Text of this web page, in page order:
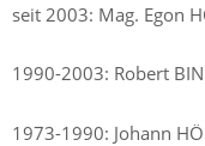
seit 2003: Mag. Egon
1990-2003: Robert
1973-1990: Johann